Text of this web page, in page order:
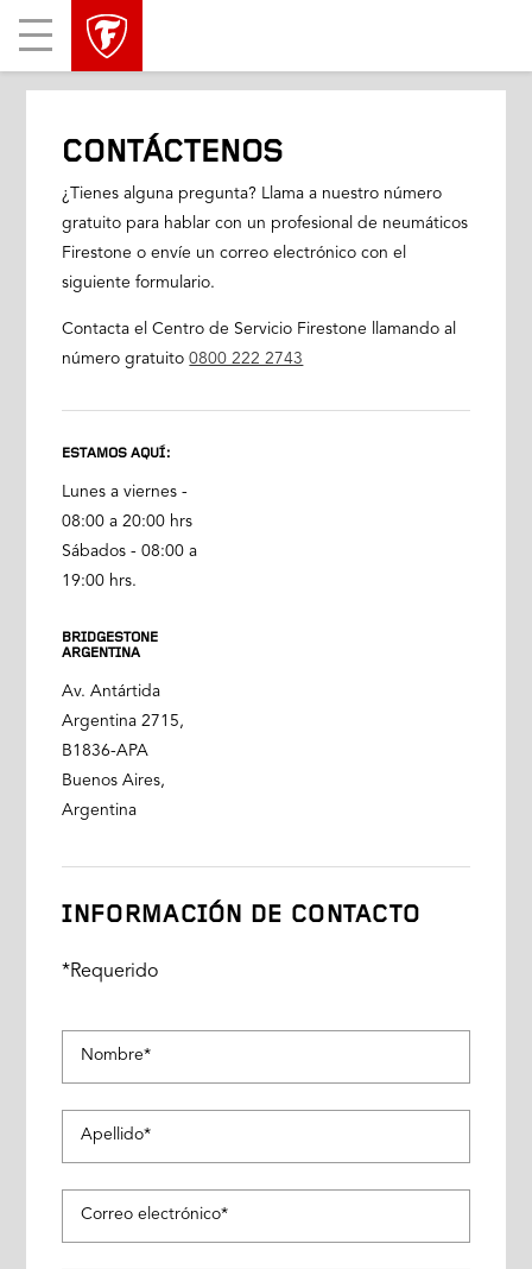
Mobile
Menu
CONTÁCTENOS
¿Tienes alguna pregunta? Llama a nuestro número
gratuito para hablar con un profesional de neumáticos
Firestone o envíe un correo electrónico con el
siguiente formulario.
Contacta el Centro de Servicio Firestone llamando al
número gratuito0800 222 2743
ESTAMOS AQUÍ:
Lunes a viernes -
08:00 a 20:00 hrs
Sábados - 08:00 a
19:00 hrs.
BRIDGESTONE
ARGENTINA
Av. Antártida
Argentina 2715,
B1836-APA
Buenos Aires,
Argentina
INFORMACIÓN DE CONTACTO
*Requerido
Nombre*
Apellido*
Correo electrónico*